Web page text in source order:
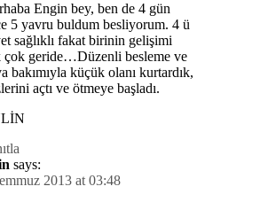
Engin bey, ben de 4 gün
5 yavru buldum besliyorum. 4 ü
sağlıklı fakat birinin gelişimi
çok geride…Düzenli besleme ve
bakımıyla küçük olanı kurtardık,
açtı ve ötmeye başladı.
says:
2013 at 03:48